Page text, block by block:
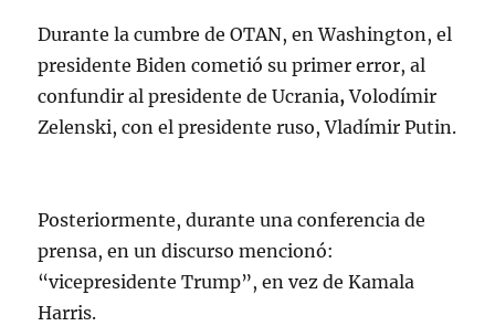
Durante la cumbre de OTAN, en Washington, el
presidente Biden cometió su primer error, al
confundir al presidente de Ucrania,Volodímir
Zelenski, con el presidente ruso, Vladímir Putin.
Posteriormente, durante una conferencia de
prensa, en un discurso mencionó:
“vicepresidente Trump”, en vez de Kamala
Harris.